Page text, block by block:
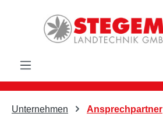
Zum Hauptinhalt springen
Unternehmen Ansprechpartner